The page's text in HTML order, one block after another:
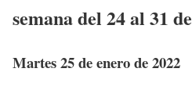
semana del 24 al 31 de
Martes 25 de enero de 2022